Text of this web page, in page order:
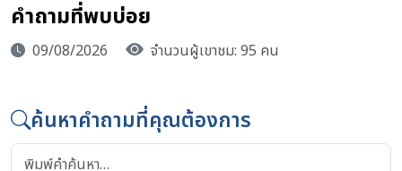
คำถามที่พบบ่อย
09/08/2026 จำนวนผู้เขาชม: 95 คน
ค้นหาคำถามที่คุณต้องการ